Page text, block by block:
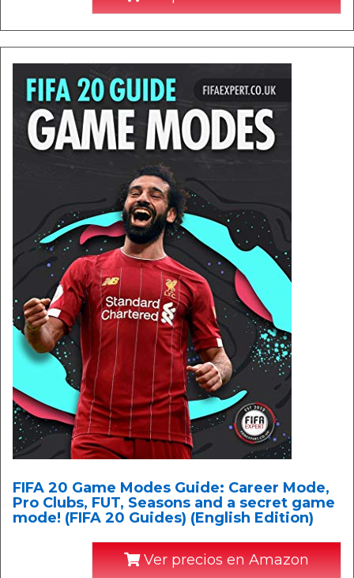
FIFA 20 Game Modes Guide: Career Mode,
Pro Clubs, FUT, Seasons and a secret game
mode! (FIFA 20 Guides) (English Edition)
Ver precios en Amazon